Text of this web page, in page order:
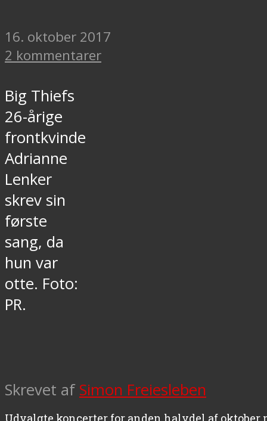
16. oktober 2017
2 kommentarer
Big Thiefs
26-årige
frontkvinde
Adrianne
Lenker
skrev sin
første
sang, da
hun var
otte. Foto:
PR.
Skrevet af Simon Freiesleben
Udvalgte koncerter for anden halvdel af oktober